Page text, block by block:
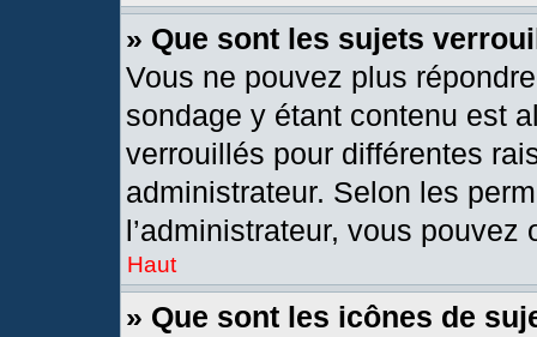
» Que sont les sujets
Vous ne pouvez plus
sondage y étant contenu est
verrouillés pour différentes
administrateur. Selon les
l’administrateur, vous
Haut
» Que sont les icônes de